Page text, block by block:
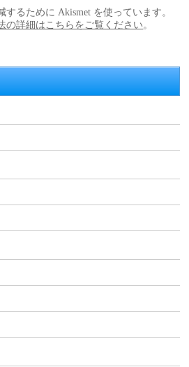
するために Akismet を使っています。
の詳細はこちらをご覧ください。